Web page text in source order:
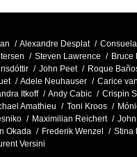
Alexandre Desplat
Steven Lawrence Bruce
John Peet Roque
Adele Neuhauser Carice
Itkoff Andy Cabic Crispin
Amathieu Toni Kroos
Maximilian Reichert
Okada Frederik Wenzel Stina
Versini